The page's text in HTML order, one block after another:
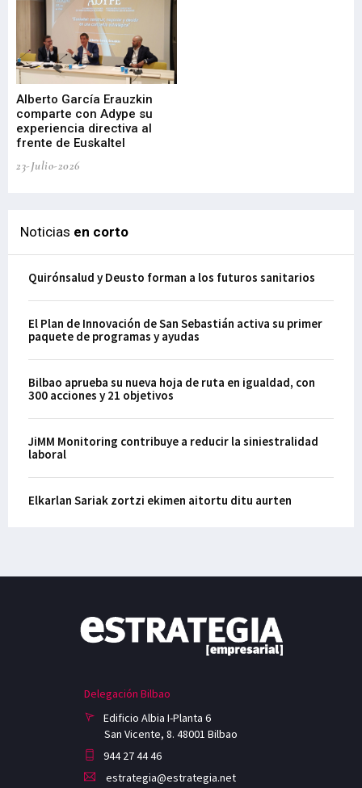
Alberto García Erauzkin
comparte con Adype su
experiencia directiva al
frente de Euskaltel
23-Julio-2026
Noticias en corto
Quirónsalud y Deusto forman a los futuros sanitarios
El Plan de Innovación de San Sebastián activa su primer
paquete de programas y ayudas
Bilbao aprueba su nueva hoja de ruta en igualdad, con
300 acciones y 21 objetivos
JiMM Monitoring contribuye a reducir la siniestralidad
laboral
Elkarlan Sariak zortzi ekimen aitortu ditu aurten
Delegación Bilbao
Edificio Albia I-Planta 6
San Vicente, 8. 48001 Bilbao
944 27 44 46
estrategia@estrategia.net